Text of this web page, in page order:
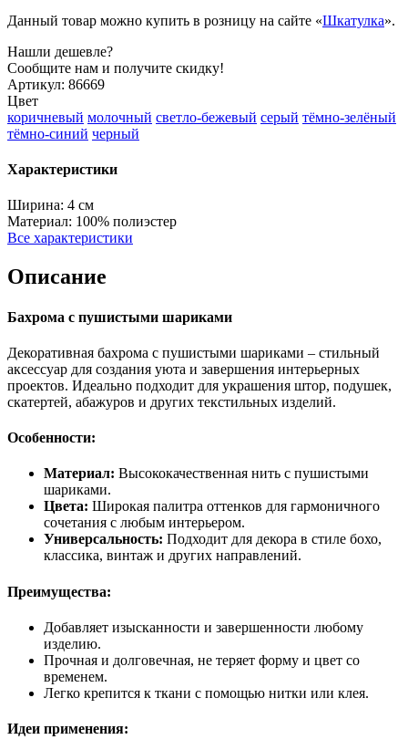
Данный товар можно купить в розницу на сайте «Шкатулка».
Нашли дешевле?
Сообщите нам и получите скидку!
Артикул: 86669
Цвет
коричневый молочный светло-бежевый серый тёмно-зелёный
тёмно-синий черный
Характеристики
Ширина: 4 см
Материал: 100% полиэстер
Все характеристики
Описание
Бахрома с пушистыми шариками
Декоративная бахрома с пушистыми шариками – стильный
аксессуар для создания уюта и завершения интерьерных
проектов. Идеально подходит для украшения штор, подушек,
скатертей, абажуров и других текстильных изделий.
Особенности:
Материал: Высококачественная нить с пушистыми
шариками.
Цвета: Широкая палитра оттенков для гармоничного
сочетания с любым интерьером.
Универсальность: Подходит для декора в стиле бохо,
классика, винтаж и других направлений.
Преимущества:
Добавляет изысканности и завершенности любому
изделию.
Прочная и долговечная, не теряет форму и цвет со
временем.
Легко крепится к ткани с помощью нитки или клея.
Идеи применения: